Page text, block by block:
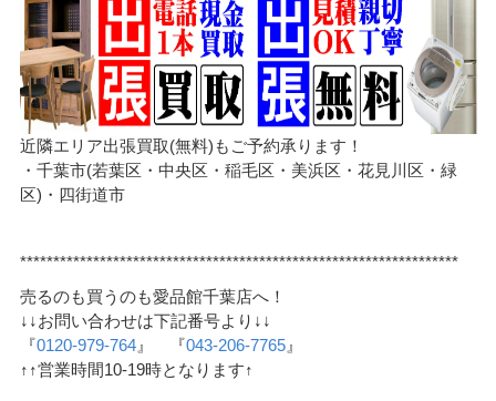
近隣エリア出張買取(無料)もご予約承ります！
・千葉市(若葉区・中央区・稲毛区・美浜区・花見川区・緑
区)・四街道市
******************************************************************
売るのも買うのも愛品館千葉店へ！
↓↓お問い合わせは下記番号より↓↓
『0120-979-764 』 『043-206-7765 』
↑↑営業時間10-19時となります↑